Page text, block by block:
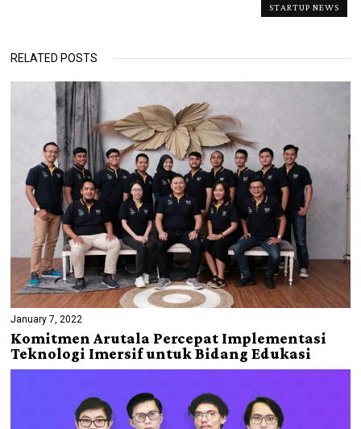
STARTUP NEWS
RELATED POSTS
January 7, 2022
Komitmen Arutala Percepat Implementasi
Teknologi Imersif untuk Bidang Edukasi